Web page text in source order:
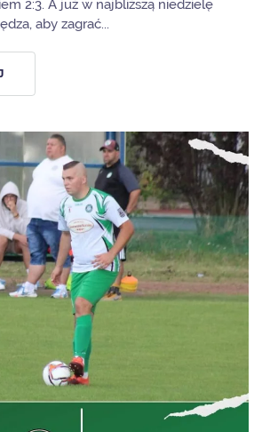
2:3. A już w najbliższą niedzielę
aby zagrać...